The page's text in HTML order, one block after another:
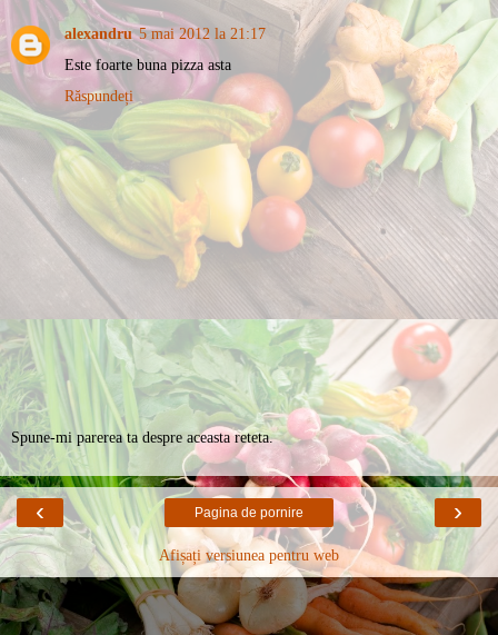
alexandru 5 mai 2012 la 21:17
Este foarte buna pizza asta
Răspundeți
Spune-mi parerea ta despre aceasta reteta.
‹ ›
Pagina de pornire
Afișați versiunea pentru web